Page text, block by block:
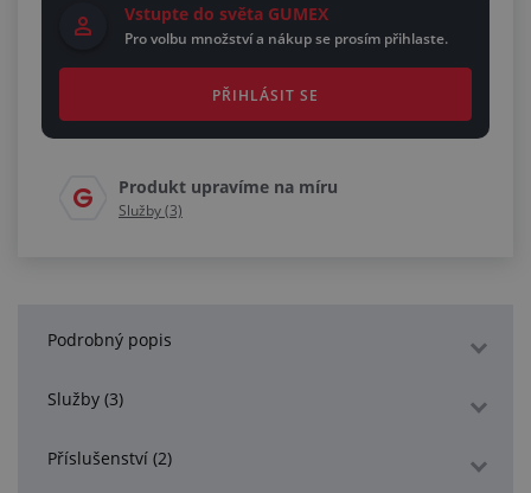
Vstupte do světa GUMEX
Pro volbu množství a nákup se prosím přihlaste.
PŘIHLÁSIT SE
Produkt upravíme na míru
Služby (3)
Podrobný popis
Služby (3)
Příslušenství (2)